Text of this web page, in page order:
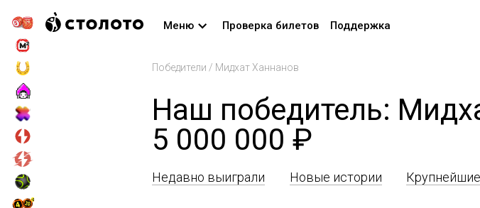
Меню Проверка билетов Поддержка
Победители / Мидхат Ханнанов
Наш победитель:
5 000 000 ₽
Недавно выиграли Новые истории